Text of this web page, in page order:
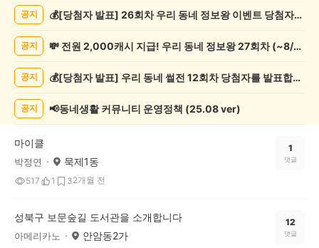
화/
글
공지 💰[당첨자 발표] 26회차 우리 동네 정보왕 이벤트 당첨자를 발표합니다!
공지 💸 전원 2,000캐시 지급! 우리 동네 정보왕 27회차 (~8/10)
공지 💰[당첨자 발표] 우리 동네 썰전 12회차 당첨자를 발표합니다!
공지 📢동네생활 커뮤니티 운영정책 (25.08 ver)
마이클
박정연 묵제1동
517 1 32개월 전
1
댓글
성북구 보문숲길 도서관을 소개합니다
아메리카노 안암동2가
12
댓글